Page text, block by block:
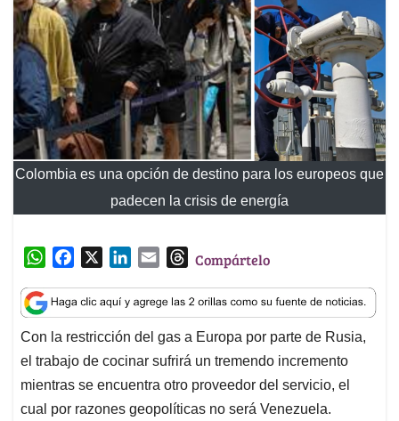
Colombia es una opción de destino para los europeos que
padecen la crisis de energía
W
a
t
s
A
p
p
c
e
b
o
o
k
n
k
e
d
I
n
a
i
l
T
r
e
a
d
s
Compártelo
Con la restricción del gas a Europa por parte de Rusia,
el trabajo de cocinar sufrirá un tremendo incremento
mientras se encuentra otro proveedor del servicio, el
cual por razones geopolíticas no será Venezuela.